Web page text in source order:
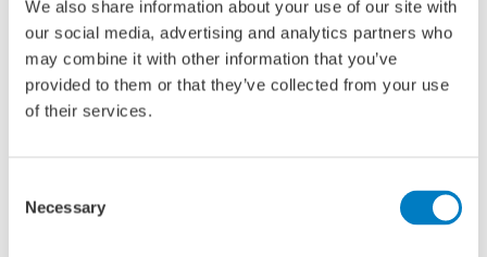
We also share information about your use of our site with
our social media, advertising and analytics partners who
may combine it with other information that you’ve
provided to them or that they’ve collected from your use
of their services.
Selection
Necessary
ontwikkeling van projecten op de meest kansrijke gebieden
van procesinnovatie.
In het project Smart Maritime Industry 4.0 wordt een basis
in het kader van het Maritiem Masterplan. Daarnaast levert
het project uitganspunten voor de vorming van